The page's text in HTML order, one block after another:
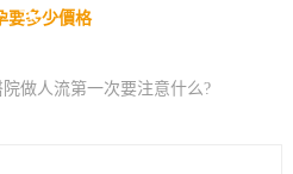
要多少價格
做人流第一次要注意什么?